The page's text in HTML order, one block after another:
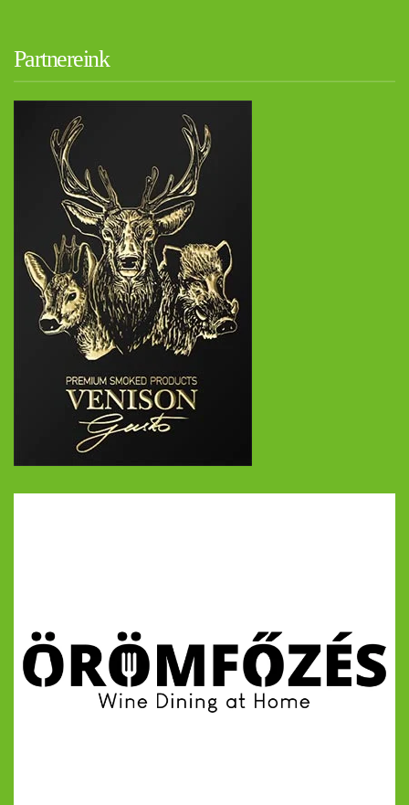
Partnereink